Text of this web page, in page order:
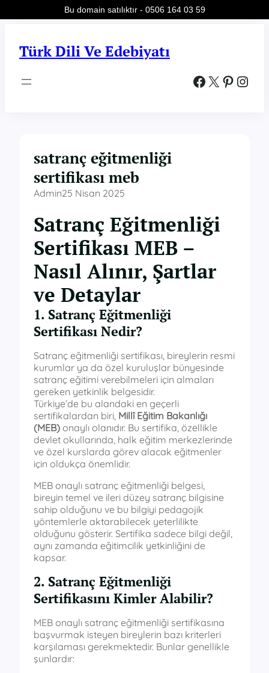
Türk Dili Ve Edebiyatı
Facebook X Pinterest Instagram
satranç eğitmenliği
sertifikası meb
Admin25 Nisan 2025
Satranç Eğitmenliği
Sertifikası MEB –
Nasıl Alınır, Şartlar
ve Detaylar
1. Satranç Eğitmenliği
Sertifikası Nedir?
Satranç eğitmenliği sertifikası, bireylerin resmi
kurumlar ya da özel kuruluşlar bünyesinde
satranç eğitimi verebilmeleri için almaları
gereken yetkinlik belgesidir.
Türkiye’de bu alandaki en geçerli
sertifikalardan biri, Millî Eğitim Bakanlığı
(MEB) onaylı olanıdır. Bu sertifika, özellikle
devlet okullarında, halk eğitim merkezlerinde
ve özel kurslarda görev alacak eğitmenler
için oldukça önemlidir.
MEB onaylı satranç eğitmenliği belgesi,
bireyin temel ve ileri düzey satranç bilgisine
sahip olduğunu ve bu bilgiyi pedagojik
yöntemlerle aktarabilecek yeterlilikte
olduğunu gösterir. Sertifika sadece bilgi değil,
aynı zamanda eğitimcilik yetkinliğini de
kapsar.
2. Satranç Eğitmenliği
Sertifikasını Kimler Alabilir?
MEB onaylı satranç eğitmenliği sertifikasına
başvurmak isteyen bireylerin bazı kriterleri
karşılaması gerekmektedir. Bunlar genellikle
şunlardır:
Bu domain satılıktır - 0506 164 03 59